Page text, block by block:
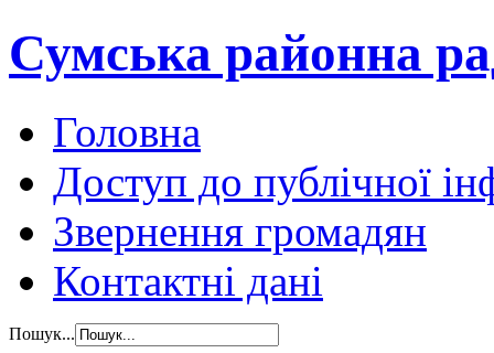
Сумська районна
Головна
Доступ до публічної
Звернення громадян
Контактні дані
Пошук...